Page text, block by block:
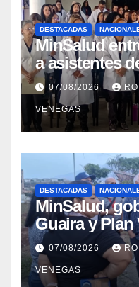
DESTACADAS
MinSalud
a asistentes
para
profesional
07/08/2026
VENEGAS
DESTACADAS
MinSalud,
Guaira y Plan
iniciaron la
del Centro
el Mar
07/08/2026
VENEGAS